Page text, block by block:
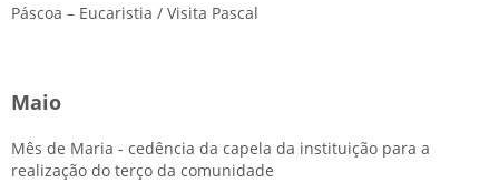
Páscoa – Eucaristia / Visita Pascal
Maio
Mês de Maria - cedência da capela da instituição para a
realização do terço da comunidade